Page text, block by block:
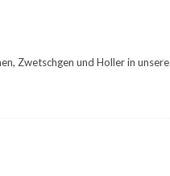
Zwetschgen und Holler in unsere